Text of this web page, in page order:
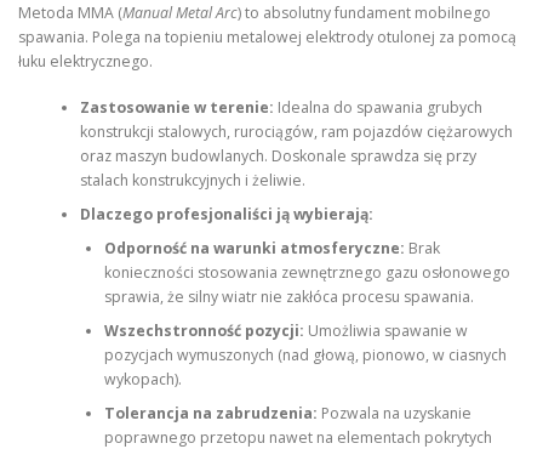
Metoda MMA (Manual Metal Arc) to absolutny fundament mobilnego
spawania. Polega na topieniu metalowej elektrody otulonej za pomocą
łuku elektrycznego.
Zastosowanie w terenie: Idealna do spawania grubych
konstrukcji stalowych, rurociągów, ram pojazdów ciężarowych
oraz maszyn budowlanych. Doskonale sprawdza się przy
stalach konstrukcyjnych i żeliwie.
Dlaczego profesjonaliści ją wybierają:
Odporność na warunki atmosferyczne: Brak
konieczności stosowania zewnętrznego gazu osłonowego
sprawia, że silny wiatr nie zakłóca procesu spawania.
Wszechstronność pozycji: Umożliwia spawanie w
pozycjach wymuszonych (nad głową, pionowo, w ciasnych
wykopach).
Tolerancja na zabrudzenia: Pozwala na uzyskanie
poprawnego przetopu nawet na elementach pokrytych